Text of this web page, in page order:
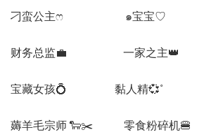
刁蛮公主ෆ ๑宝宝♡
财务总监💼 一家之主👑
宝藏女孩💍 黏人精💞˚
薅羊毛宗师 🐑✂️ 零食粉碎机🍔